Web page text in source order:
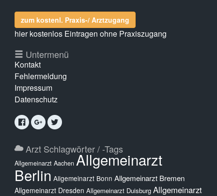
zum kostenl. Praxis-/ Arztzugang
hier kostenlos Eintragen ohne Praxiszugang
Untermenü
Kontakt
Fehlermeldung
Impressum
Datenschutz
Arzt Schlagwörter / -Tags
Allgemeinarzt Aachen Allgemeinarzt
Berlin Allgemeinarzt Bonn Allgemeinarzt Bremen
Allgemeinarzt Dresden Allgemeinarzt Duisburg Allgemeinarzt